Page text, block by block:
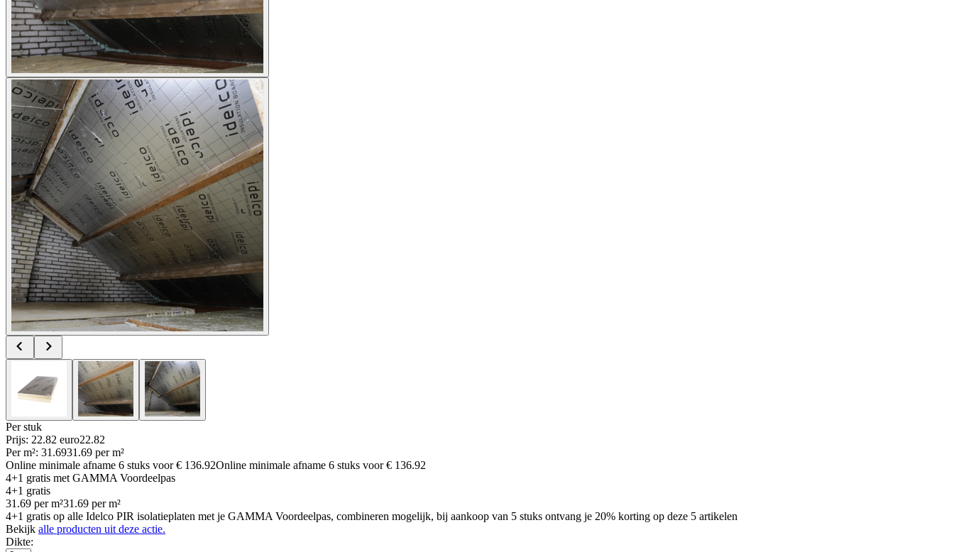
Per stuk
Prijs: 22.82 euro22.82
Per m²: 31.6931.69 per m²
Online minimale afname 6 stuks voor€ 136.92Online minimale afname 6 stuks voor€ 136.92
4+1 gratis met GAMMA Voordeelpas
4+1 gratis
31.69 per m²31.69 per m²
4+1 gratis op alle Idelco PIR isolatieplaten met je GAMMA Voordeelpas, combineren mogelijk, bij aankoop van 5 stuks ontvang je 20% korting op deze 5 artikelen
Bekijk alle producten uit deze actie.
Dikte: